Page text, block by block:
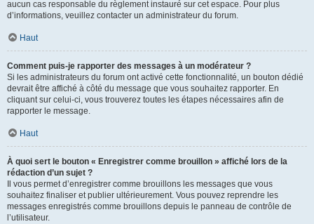
aucun cas responsable du règlement instauré sur cet espace. Pour plus
d’informations, veuillez contacter un administrateur du forum.
Haut
Comment puis-je rapporter des messages à un modérateur ?
Si les administrateurs du forum ont activé cette fonctionnalité, un bouton dédié
devrait être affiché à côté du message que vous souhaitez rapporter. En
cliquant sur celui-ci, vous trouverez toutes les étapes nécessaires afin de
rapporter le message.
Haut
À quoi sert le bouton « Enregistrer comme brouillon » affiché lors de la
rédaction d’un sujet ?
Il vous permet d’enregistrer comme brouillons les messages que vous
souhaitez finaliser et publier ultérieurement. Vous pouvez reprendre les
messages enregistrés comme brouillons depuis le panneau de contrôle de
l’utilisateur.